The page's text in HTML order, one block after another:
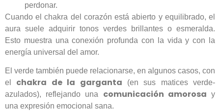
perdonar.
Cuando el chakra del corazón está abierto y equilibrado, el
aura suele adquirir tonos verdes brillantes o esmeralda.
Esto muestra una conexión profunda con la vida y con la
energía universal del amor.
El verde también puede relacionarse, en algunos casos, con
el chakra de la garganta (en sus matices verde-
azulados), reflejando una comunicación amorosa y
una expresión emocional sana.